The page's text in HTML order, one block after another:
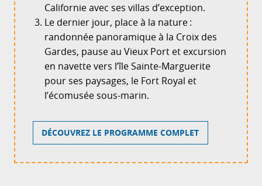
Californie avec ses villas d’exception.
Le dernier jour, place à la nature :
randonnée panoramique à la Croix des
Gardes, pause au Vieux Port et excursion
en navette vers l’île Sainte-Marguerite
pour ses paysages, le Fort Royal et
l’écomusée sous-marin.
DÉCOUVREZ LE PROGRAMME COMPLET